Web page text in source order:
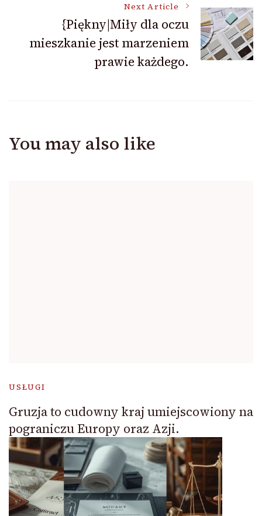
Next Article
{Piękny|Miły dla oczu
mieszkanie jest marzeniem
prawie każdego.
You may also like
USŁUGI
Gruzja to cudowny kraj umiejscowiony na
pograniczu Europy oraz Azji.